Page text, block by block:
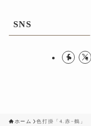
SNS
ホーム 色打掛「4.赤−鶴」